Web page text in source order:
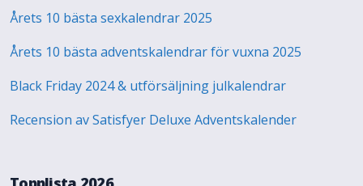
Årets 10 bästa sexkalendrar 2025
Årets 10 bästa adventskalendrar för vuxna 2025
Black Friday 2024 & utförsäljning julkalendrar
Recension av Satisfyer Deluxe Adventskalender